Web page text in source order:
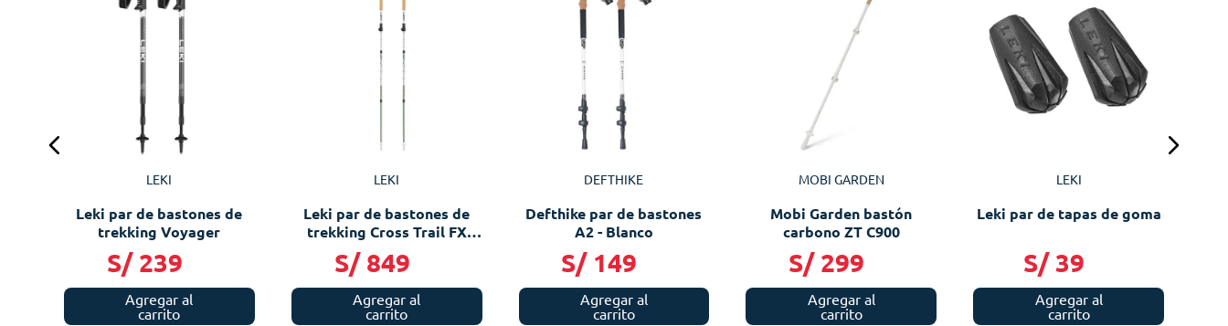
LEKI
Leki par de bastones de
trekking Voyager
S/ 239
Agregar al
carrito
LEKI
Leki par de bastones de
trekking Cross Trail FX
Superlite
S/ 849
Agregar al
carrito
DEFTHIKE
Defthike par de bastones
A2 - Blanco
S/ 149
Agregar al
carrito
MOBI GARDEN
Mobi Garden bastón
carbono ZT C900
S/ 299
Agregar al
carrito
LEKI
Leki par de tapas de goma
S/ 39
Agregar al
carrito